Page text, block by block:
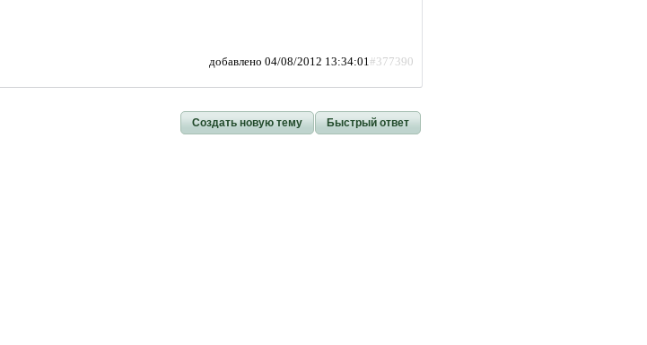
добавлено 04/08/2012 13:34:01#377390
Создать новую тему Быстрый ответ